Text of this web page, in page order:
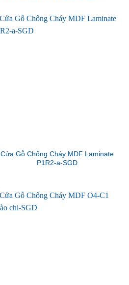
Cửa Gỗ Chống Cháy MDF Laminate
P1R2-a-SGD